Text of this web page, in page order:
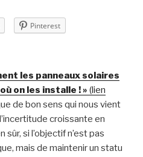
Pinterest
les panneaux solaires
on les installe ! » (lien
de bon sens qui nous vient
croissante en
sûr, si l’objectif n’est pas
mais de maintenir un statu